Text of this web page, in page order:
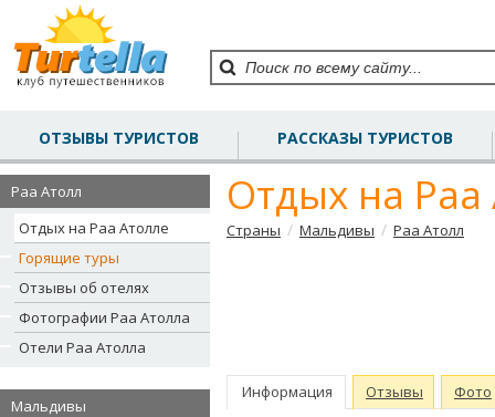
ОТЗЫВЫ ТУРИСТОВ РАССКАЗЫ ТУРИСТОВ
Раа Атолл
Отдых на Раа Атолле
Горящие туры
Отзывы об отелях
Фотографии Раа Атолла
Отели Раа Атолла
Мальдивы
Отдых на Раа
Страны / Мальдивы / Раа Атолл
Информация Отзывы Фото